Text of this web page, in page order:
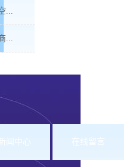
...
...
闻中心 在线留言